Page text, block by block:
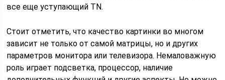
все еще уступающий TN.
Стоит отметить, что качество картинки во многом
зависит не только от самой матрицы, но и других
параметров монитора или телевизора. Немаловажную
роль играет подсветка, процессор, наличие